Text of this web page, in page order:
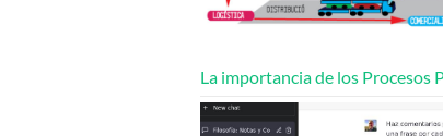
La importancia de los Procesos